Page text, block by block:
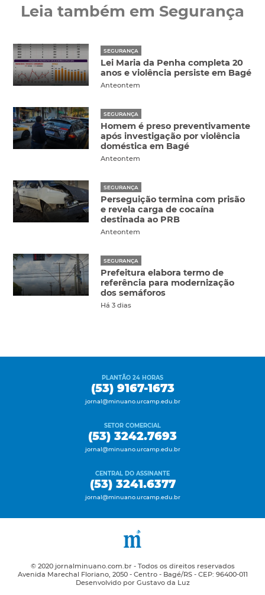
Leia também em Segurança
SEGURANÇA
Lei Maria da Penha completa 20
anos e violência persiste em Bagé
Anteontem
SEGURANÇA
Homem é preso preventivamente
após investigação por violência
doméstica em Bagé
Anteontem
SEGURANÇA
Perseguição termina com prisão
e revela carga de cocaína
destinada ao PRB
Anteontem
SEGURANÇA
Prefeitura elabora termo de
referência para modernização
dos semáforos
Há 3 dias
PLANTÃO 24 HORAS
(53) 9167-1673
jornal@minuano.urcamp.edu.br
SETOR COMERCIAL
(53) 3242.7693
jornal@minuano.urcamp.edu.br
CENTRAL DO ASSINANTE
(53) 3241.6377
jornal@minuano.urcamp.edu.br
© 2020 jornalminuano.com.br - Todos os direitos reservados
Avenida Marechal Floriano, 2050 - Centro - Bagé/RS - CEP: 96400-011
Desenvolvido por Gustavo da Luz